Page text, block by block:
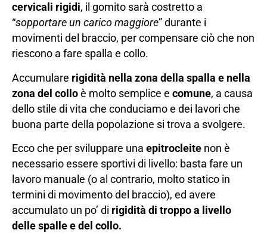
cervicali rigidi, il gomito sarà costretto a
“sopportare un carico maggiore” durante i
movimenti del braccio, per compensare ciò che non
riescono a fare spalla e collo.
Accumulare rigidità nella zona della spalla e nella
zona del collo è molto semplice e comune, a causa
dello stile di vita che conduciamo e dei lavori che
buona parte della popolazione si trova a svolgere.
Ecco che per sviluppare una epitrocleite non è
necessario essere sportivi di livello: basta fare un
lavoro manuale (o al contrario, molto statico in
termini di movimento del braccio), ed avere
accumulato un po’ di rigidità di troppo a livello
delle spalle e del collo.